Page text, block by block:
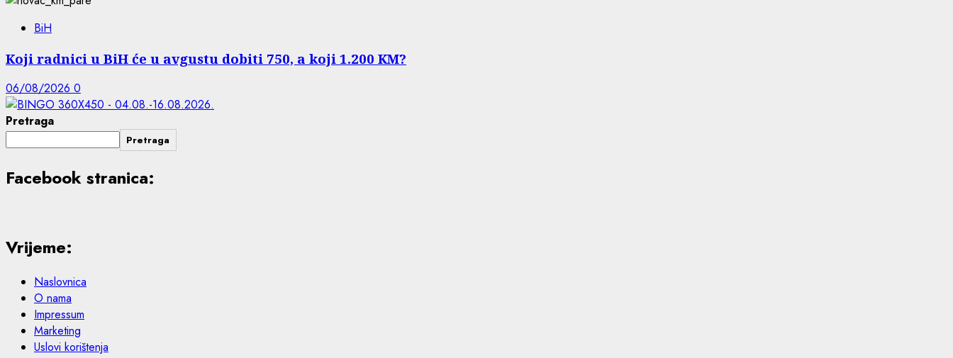
BiH
Koji radnici u BiH će u avgustu dobiti 750, a koji 1.200 KM?
06/08/2026 0
Pretraga
Pretraga
Facebook stranica:
Vrijeme:
Naslovnica
O nama
Impressum
Marketing
Uslovi korištenja